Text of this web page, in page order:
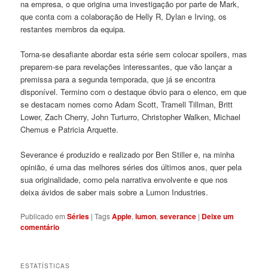
na empresa, o que origina uma investigação por parte de Mark,
que conta com a colaboração de Helly R, Dylan e Irving, os
restantes membros da equipa.
Torna-se desafiante abordar esta série sem colocar spoilers, mas
preparem-se para revelações interessantes, que vão lançar a
premissa para a segunda temporada, que já se encontra
disponível. Termino com o destaque óbvio para o elenco, em que
se destacam nomes como Adam Scott, Tramell Tillman, Britt
Lower, Zach Cherry, John Turturro, Christopher Walken, Michael
Chemus e Patricia Arquette.
Severance é produzido e realizado por Ben Stiller e, na minha
opinião, é uma das melhores séries dos últimos anos, quer pela
sua originalidade, como pela narrativa envolvente e que nos
deixa ávidos de saber mais sobre a Lumon Industries.
Publicado em Séries |TagsApple,lumon,severance | Deixe um
comentário
ESTATÍSTICAS